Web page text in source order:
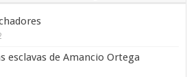
esclavas de Amancio Ortega